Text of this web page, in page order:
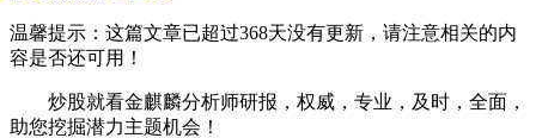
温馨提示：这篇文章已超过368天没有更新，请注意相关的内
容是否还可用！
炒股就看金麒麟分析师研报，权威，专业，及时，全面，
助您挖掘潜力主题机会！